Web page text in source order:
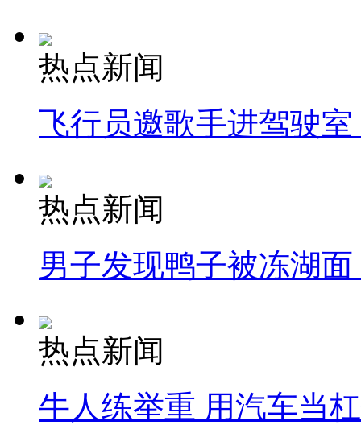
热点新闻
飞行员邀歌手进驾驶
热点新闻
男子发现鸭子被冻湖
热点新闻
牛人练举重 用汽车当